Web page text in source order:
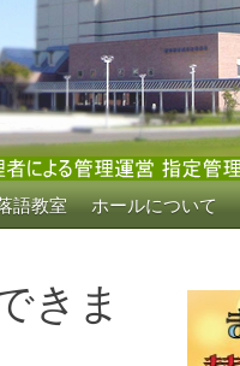
語教室 ホールについて
きま